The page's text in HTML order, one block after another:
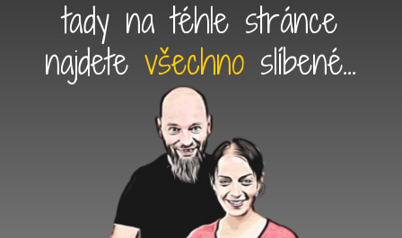
tady na téhle stránce
najdete všechnoslíbené...